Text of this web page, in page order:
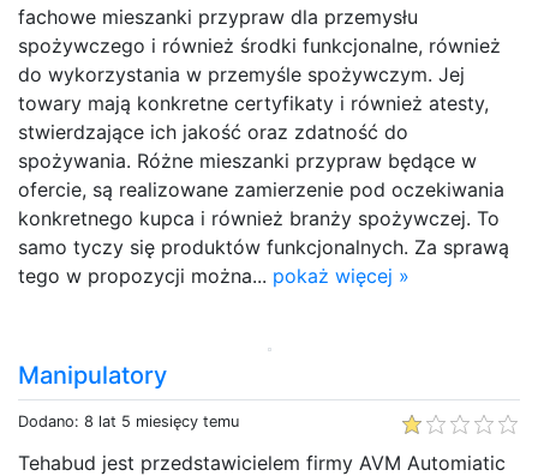
fachowe mieszanki przypraw dla przemysłu
spożywczego i również środki funkcjonalne, również
do wykorzystania w przemyśle spożywczym. Jej
towary mają konkretne certyfikaty i również atesty,
stwierdzające ich jakość oraz zdatność do
spożywania. Różne mieszanki przypraw będące w
ofercie, są realizowane zamierzenie pod oczekiwania
konkretnego kupca i również branży spożywczej. To
samo tyczy się produktów funkcjonalnych. Za sprawą
tego w propozycji można... pokaż więcej »
Manipulatory
Dodano: 8 lat 5 miesięcy temu
Tehabud jest przedstawicielem firmy AVM Automiatic